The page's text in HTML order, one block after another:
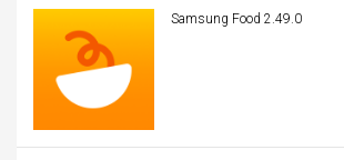
Samsung Food 2.49.0